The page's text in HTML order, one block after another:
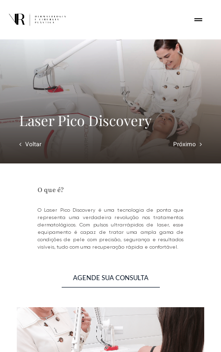
content
Toggle
Quem somos
Procedimentos
Cursos
Contato
Laser Pico Discovery
Voltar Próximo
O que é?
O Laser Pico Discovery é uma tecnologia de ponta que
representa uma verdadeira revolução nos tratamentos
dermatológicos. Com pulsos ultrarrápidos de laser, esse
equipamento é capaz de tratar uma ampla gama de
condições de pele com precisão, segurança e resultados
visíveis, tudo com uma recuperação rápida e confortável.
AGENDE SUA CONSULTA